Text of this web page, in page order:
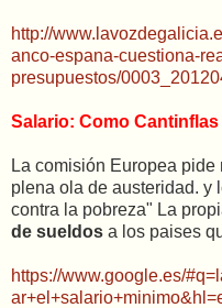
http://
anco-espana-cuestiona-
presupuestos/
Salario: Como
La comisión Europea pide
plena ola de austeridad. y
contra la pobreza" La
de sueldos a los paises
https://www.google.es/